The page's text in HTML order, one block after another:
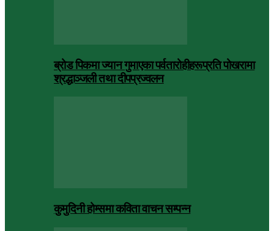
ब्रोड पिकमा ज्यान गुमाएका पर्वतारोहीहरूप्रति पोखरामा
श्रद्धाञ्जली तथा दीपप्रज्वलन
कुमुदिनी होम्समा कविता वाचन सम्पन्न